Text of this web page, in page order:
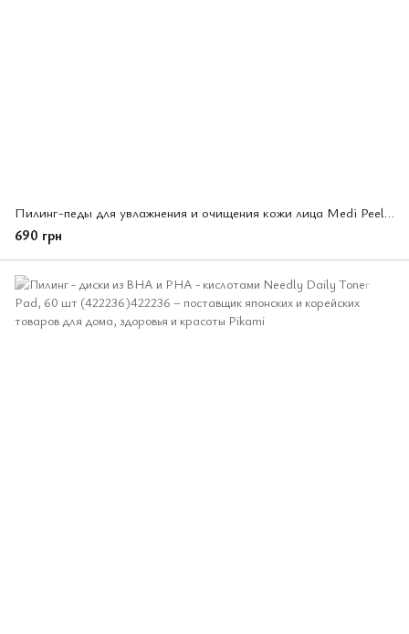
Пилинг-педы для увлажнения и очищения кожи лица Medi Peel Aqua Mooltox Pad 70шт (346441)
690 грн